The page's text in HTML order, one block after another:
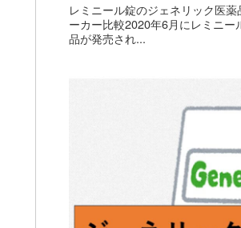
レミニール錠のジェネリック医
ーカー比較2020年6月にレミニ
品が発売され...